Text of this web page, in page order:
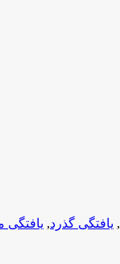
, یافتگی گذرد, یافتگی